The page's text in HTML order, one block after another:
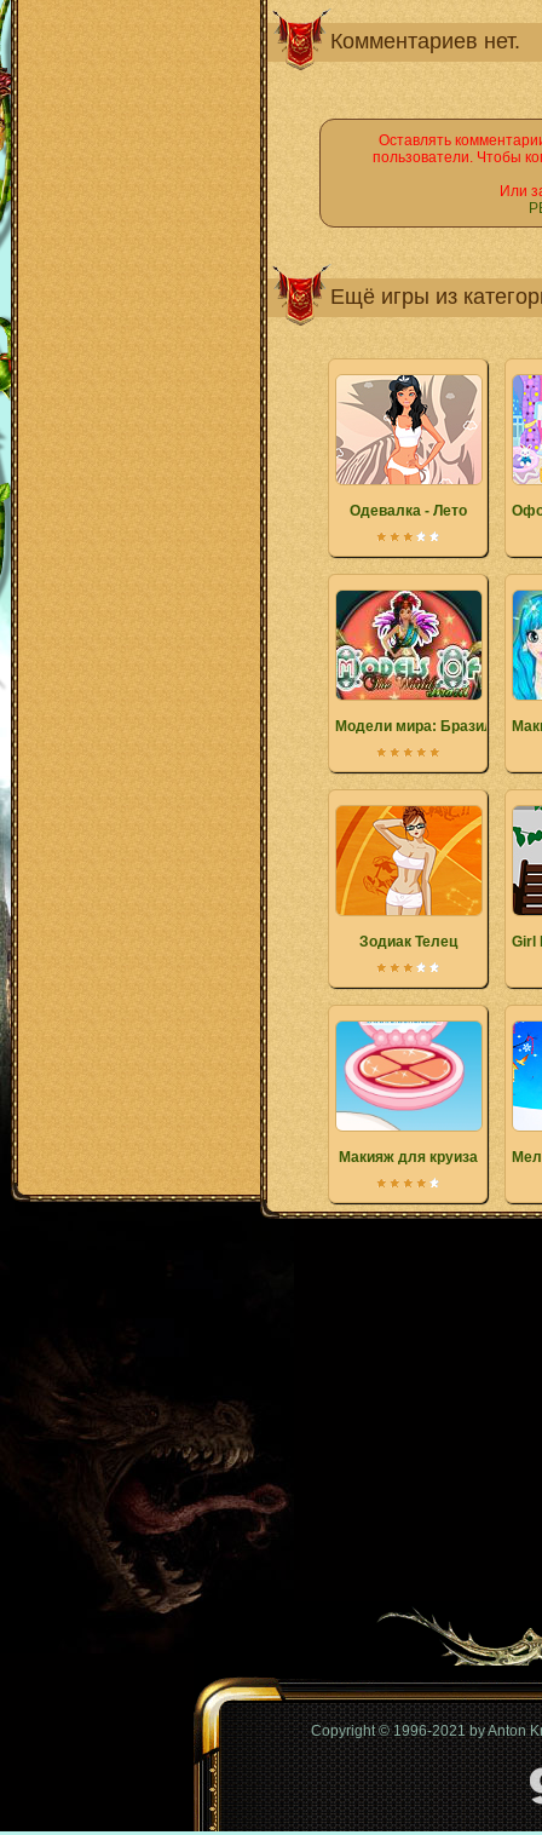
Комментариев нет.
Оставлять
пользователи. Чтобы
Или
Ещё игры из
Одевалка - Лето
Модели мира: Бразилия
Зодиак Телец Girl
Макияж для круиза
Copyright © 1996-2021 by Anton